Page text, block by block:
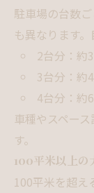
駐車場の台数
も異なります。
2台分：約
3台分：約
4台分：約
車種やスペー
す。
100平米以上の
100平米を超え